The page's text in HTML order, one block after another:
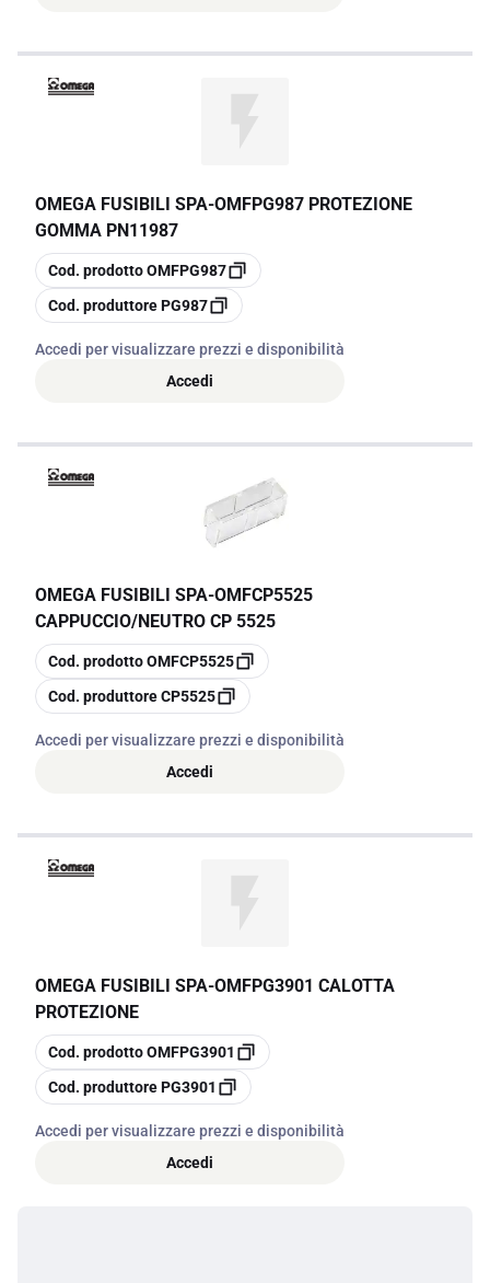
OMEGA FUSIBILI SPA-OMFPG987 PROTEZIONE
GOMMA PN11987
copia
Cod. prodottoOMFPG987
copia
Cod. produttorePG987
Accedi per visualizzare prezzi e disponibilità
Accedi
OMEGA FUSIBILI SPA-OMFCP5525
CAPPUCCIO/NEUTRO CP 5525
copia
Cod. prodottoOMFCP5525
copia
Cod. produttoreCP5525
Accedi per visualizzare prezzi e disponibilità
Accedi
OMEGA FUSIBILI SPA-OMFPG3901 CALOTTA
PROTEZIONE
copia
Cod. prodottoOMFPG3901
copia
Cod. produttorePG3901
Accedi per visualizzare prezzi e disponibilità
Accedi